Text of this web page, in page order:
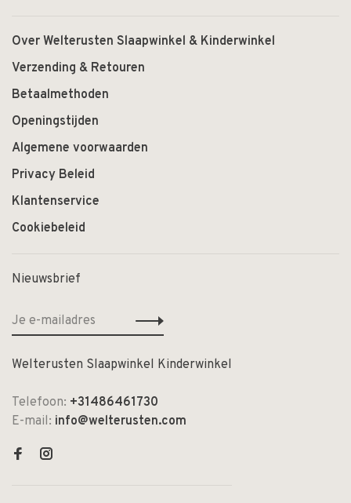
Over Welterusten Slaapwinkel & Kinderwinkel
Verzending & Retouren
Betaalmethoden
Openingstijden
Algemene voorwaarden
Privacy Beleid
Klantenservice
Cookiebeleid
Nieuwsbrief
Welterusten Slaapwinkel Kinderwinkel
Telefoon: +31486461730
E-mail: info@welterusten.com